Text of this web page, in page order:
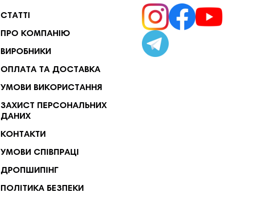
СТАТТІ
ПРО КОМПАНІЮ
ВИРОБНИКИ
ОПЛАТА ТА ДОСТАВКА
УМОВИ ВИКОРИСТАННЯ
ЗАХИСТ ПЕРСОНАЛЬНИХ
ДАНИХ
КОНТАКТИ
УМОВИ СПІВПРАЦІ
ДРОПШИПІНГ
ПОЛІТИКА БЕЗПЕКИ